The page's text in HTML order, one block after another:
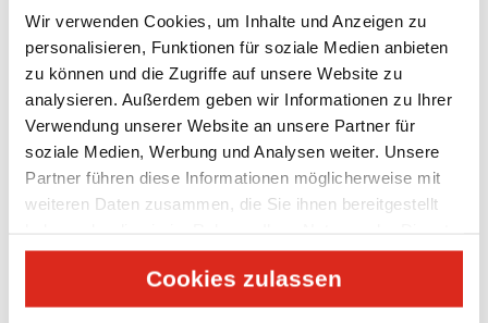
Wir verwenden Cookies, um Inhalte und Anzeigen zu
personalisieren, Funktionen für soziale Medien anbieten
zu können und die Zugriffe auf unsere Website zu
analysieren. Außerdem geben wir Informationen zu Ihrer
Verwendung unserer Website an unsere Partner für
soziale Medien, Werbung und Analysen weiter. Unsere
Partner führen diese Informationen möglicherweise mit
weiteren Daten zusammen, die Sie ihnen bereitgestellt
gesammelt haben.
Cookies zulassen
Einfach komfortabel
mit unserem klassischen Buchungs-
einfach praktisch & rund-um-die-Uhrmit
unserem Online-ToolBOOK A MOVE. Es bleibt Ihnen selbst
überlassen, ob Sie lieber von Beginn an eine Beratung durch
unsere Umzugsexperten erhalten wollen oder einfach und
schnell online den Termin und Preis für Ihren Umzug prüfen
lassen möchten. Gerne beraten wir Sie auch hier über alle Vor-
und Nachteile und helfen Ihnen bei der Entscheidung.